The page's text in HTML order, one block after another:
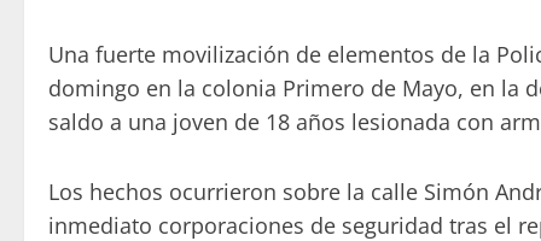
Una fuerte movilización de elementos de la
domingo en la colonia Primero de Mayo, en la
saldo a una joven de 18 años lesionada con
Los hechos ocurrieron sobre la calle Simón
inmediato corporaciones de seguridad tras el